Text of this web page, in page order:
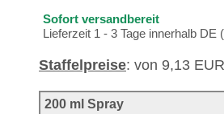
Sofort versandbereit
Lieferzeit 1 - 3 Tage innerhalb DE (
Staffelpreise: von 9,13
200 ml Spray